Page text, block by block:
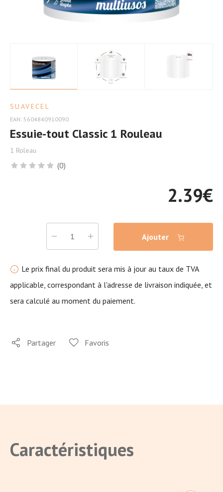
SUAVECEL
EAN: 5604840910090
Essuie-tout Classic 1 Rouleau
1 Roleau
(0)
2.39€
Ajouter
Le prix final du produit sera mis à jour au taux de TVA
applicable, correspondant à l'adresse de livraison indiquée, et
sera calculé au moment du paiement.
Partager Favoris
Caractéristiques